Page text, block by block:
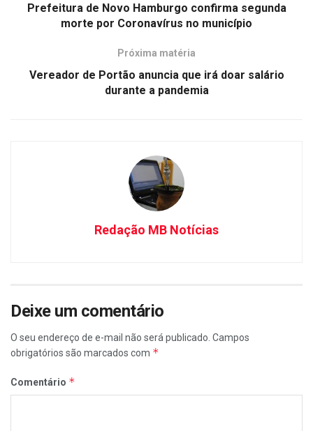
Prefeitura de Novo Hamburgo confirma segunda
morte por Coronavírus no município
Próxima matéria
Vereador de Portão anuncia que irá doar salário
durante a pandemia
Redação MB Notícias
Deixe um comentário
O seu endereço de e-mail não será publicado. Campos
obrigatórios são marcados com *
Comentário *